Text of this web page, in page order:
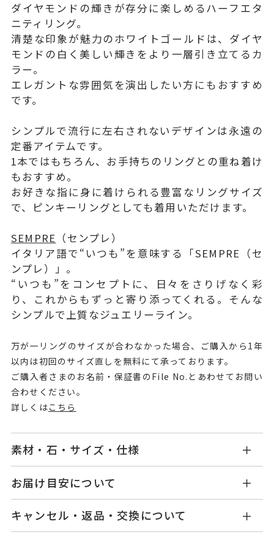
ダイヤモンドの輝きが存分に楽しめるハーフエタ
ニティリング。
清楚な印象が魅力のホワイトゴールドは、ダイヤ
モンドの白く美しい輝きをより一層引き立てるカ
ラー。
エレガントな雰囲気を演出したい方にもおすすめ
です。
シンプルで流行に左右されないデザインは永遠の
定番アイテムです。
1本ではもちろん、お手持ちのリングとの重ね着け
もおすすめ。
お好きな指に身に着けられる豊富なリングサイズ
で、ピンキーリングとしても着用いただけます。
SEMPRE （センプレ）
イタリア語で“いつも”を意味する「SEMPRE（セ
ンプレ）」。
“いつも”をコンセプトに、日々をさりげなく彩
り、これからもずっと寄り添ってくれる。そんな
シンプルで上質なジュエリーライン。
万が一リングのサイズが合わなかった場合、ご購入から1年
以内は初回のサイズ直しを無料にて承っております。
ご購入者さまのお名前・保証書のFile No.とあわせてお問い
合わせください。
詳しくはこちら
素材・石・サイズ・仕様
品番
GL1208R001WDWG
素材
K18ホワイトゴールド
石
ダイヤモンド0.13ct
お届け目安について
せ。
ご注文およびご入金確認後、以下の日程にて発送
キャンセル・返品・交換について